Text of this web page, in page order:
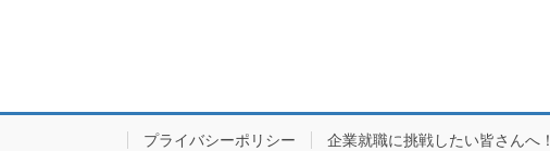
プライバシーポリシー 企業就職に挑戦したい皆さんへ！